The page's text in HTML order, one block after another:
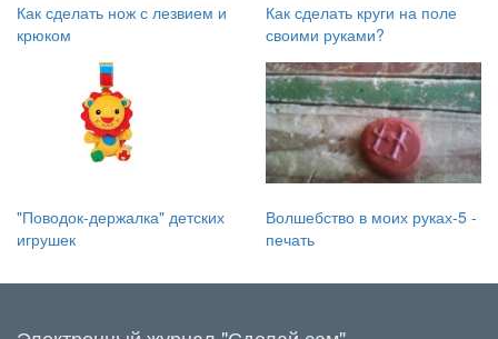
Как сделать нож с лезвием и
крюком
Как сделать круги на поле
своими руками?
"Поводок-держалка" детских
игрушек
Волшебство в моих руках-5 -
печать